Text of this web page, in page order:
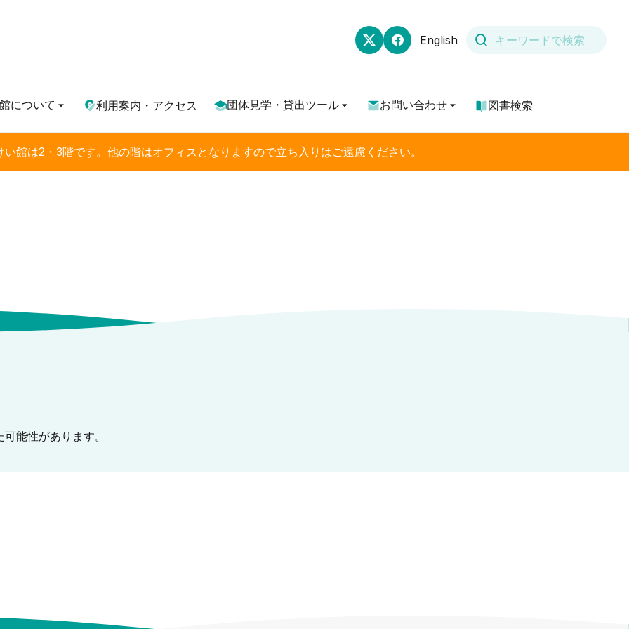
English
について 利用案内・アクセス 団体見学・貸出ツール お問い合わせ 図書検索
館は2・3階です。他の階はオフィスとなりますので立ち入りはご遠慮ください。
能性があります。